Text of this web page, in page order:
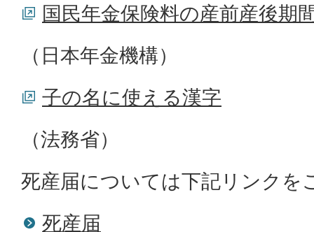
国民年金保険料の産前産後期
（日本年金機構）
子の名に使える漢字
（法務省）
死産届については下記リンクを
死産届